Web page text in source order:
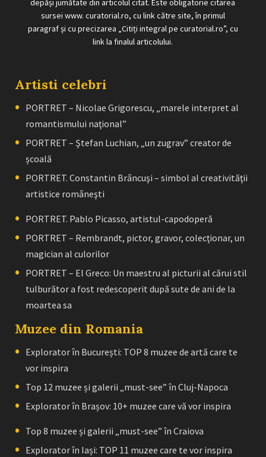
sursei www. curatorial.ro, cu link către site, în primul
paragraf și cu precizarea „Citiți integral pe curatorial.ro”, cu
link la finalul articolului.
Artisti celebri
PORTRET – Nicolae Grigorescu, „marele interpret al
romantismului naţional”
PORTRET – Ştefan Luchian, „un zugrav” creator de
școală
PORTRET. Constantin Brâncuşi – simbol al creativităţii
artistice româneşti
PORTRET. Pablo Picasso, artistul-capodoperă
PORTRET – Rembrandt, pictor, gravor, colecţionar, un
magician al culorilor
PORTRET – El Greco: Un maestru al picturii al cărui stil
tulburător a fost redescoperit după sute de ani de la
moartea sa
Muzee din Romania
Explorator în București: TOP 8 muzee de artă care te
vor inspira
Top 12 muzee și galerii „must-see” în Cluj-Napoca
Explorator în Brașov: 10+ muzee care vă vor inspira
Top 8 muzee și galerii „must-see” în Craiova
Explorator în Iași: TOP 11 muzee care te vor inspira